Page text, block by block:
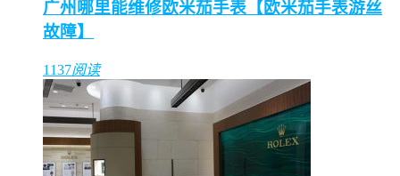
广州哪里能维修欧米茄手表【欧米茄手表游丝
故障】
1137阅读